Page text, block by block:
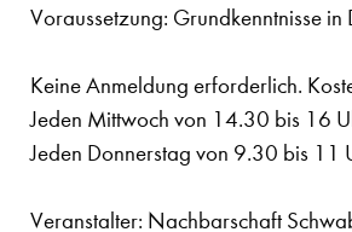
Voraussetzung: Grundkenntnisse in
Keine Anmeldung erforderlich.
Jeden Mittwoch von 14.30 bis 16
Jeden Donnerstag von 9.30 bis 11
Veranstalter: Nachbarschaft